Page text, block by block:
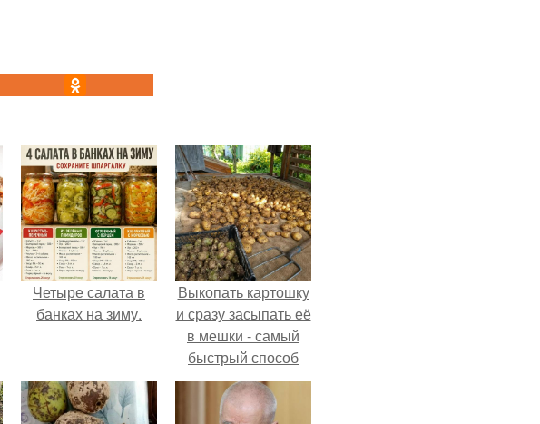
Четыре салата в
банках на зиму.
Выкопать картошку
и сразу засыпать её
в мешки - самый
быстрый способ
спрятать вместе с
урожаем гниль,